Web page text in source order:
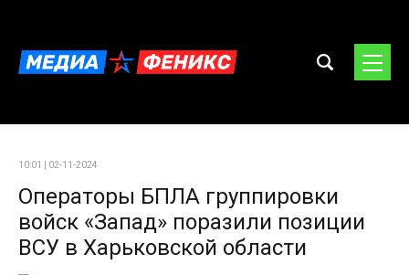
10:01 | 02-11-2024
Операторы БПЛА группировки
войск «Запад» поразили позиции
ВСУ в Харьковской области